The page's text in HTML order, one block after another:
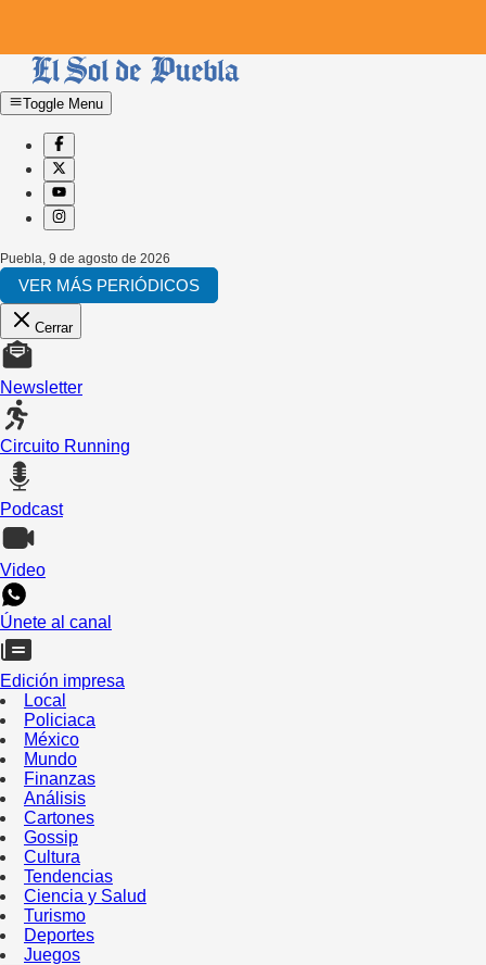
Toggle Menu
Puebla 9 de agosto de 2026
VER MÁS PERIÓDICOS
Cerrar
Newsletter
Circuito Running
Podcast
Video
Únete al canal
Edición impresa
Local
Policiaca
México
Mundo
Finanzas
Análisis
Cartones
Gossip
Cultura
Tendencias
Ciencia y Salud
Turismo
Deportes
Juegos